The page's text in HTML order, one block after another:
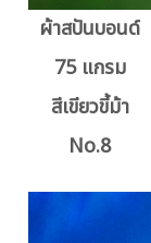
ผ้าสปันบอนด์
75 แกรม
สีเขียวขี้ม้า
No.8